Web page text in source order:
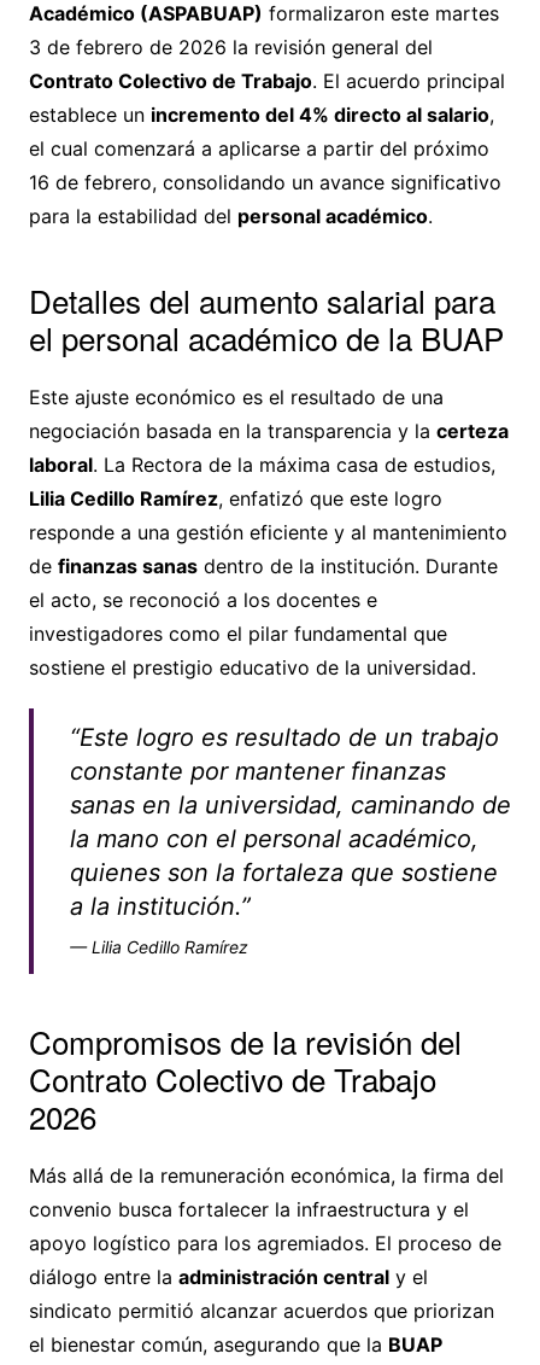
Académico (ASPABUAP) formalizaron este martes
3 de febrero de 2026 la revisión general del
Contrato Colectivo de Trabajo. El acuerdo principal
establece un incremento del 4% directo al salario,
el cual comenzará a aplicarse a partir del próximo
16 de febrero, consolidando un avance significativo
para la estabilidad del personal académico.
Detalles del aumento salarial para
el personal académico de la BUAP
Este ajuste económico es el resultado de una
negociación basada en la transparencia y la certeza
laboral. La Rectora de la máxima casa de estudios,
Lilia Cedillo Ramírez, enfatizó que este logro
responde a una gestión eficiente y al mantenimiento
de finanzas sanasdentro de la institución. Durante
el acto, se reconoció a los docentes e
investigadores como el pilar fundamental que
sostiene el prestigio educativo de la universidad.
“Este logro es resultado de un trabajo
constante por mantener finanzas
sanas en la universidad, caminando de
la mano con el personal académico,
quienes son la fortaleza que sostiene
a la institución.”
— Lilia Cedillo Ramírez
Compromisos de la revisión del
Contrato Colectivo de Trabajo
2026
Más allá de la remuneración económica, la firma del
convenio busca fortalecer la infraestructura y el
apoyo logístico para los agremiados. El proceso de
diálogo entre la administración centraly el
sindicato permitió alcanzar acuerdos que priorizan
el bienestar común, asegurando que la BUAP